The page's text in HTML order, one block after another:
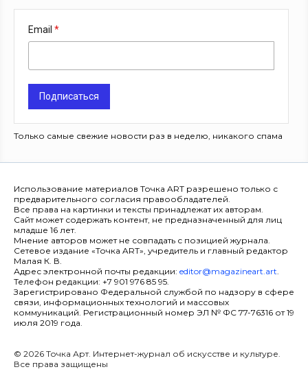
Email
Подписаться
Только самые свежие новости раз в неделю, никакого спама
Использование материалов Точка ART разрешено только с
предварительного согласия правообладателей.
Все права на картинки и тексты принадлежат их авторам.
Сайт может содержать контент, не предназначенный для лиц
младше 16 лет.
Мнение авторов может не совпадать с позицией журнала.
Сетевое издание «Точка ART», учредитель и главный редактор
Малая К. В.
Адрес электронной почты редакции: editor@magazineart.art.
Телефон редакции: +7 901 976 85 95.
Зарегистрировано Федеральной службой по надзору в сфере
связи, информационных технологий и массовых
коммуникаций. Регистрационный номер ЭЛ № ФС 77-76316 от 19
июля 2019 года.
© 2026 Точка Арт. Интернет-журнал об искусстве и культуре.
Все права защищены